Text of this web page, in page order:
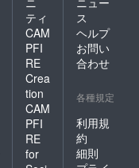
ティ
CAM
PFI
RE
Crea
tion
CAM
PFI
RE
for
ス
ヘルプ
お問い
合わせ
各種規定
利用規
約
細則